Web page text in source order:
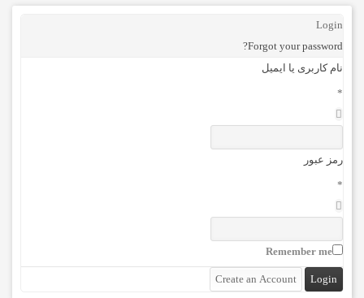
Login
Forgot your password?
نام کاربری یا ایمیل
*
رمز عبور
*
Remember me